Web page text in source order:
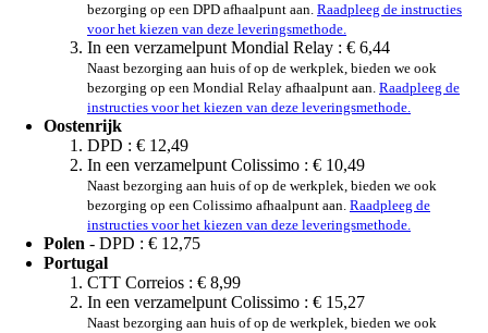
bezorging op een DPD afhaalpunt aan. Raadpleeg de instructies
voor het kiezen van deze leveringsmethode.
In een verzamelpunt Mondial Relay : € 6,44
Naast bezorging aan huis of op de werkplek, bieden we ook
bezorging op een Mondial Relay afhaalpunt aan. Raadpleeg de
instructies voor het kiezen van deze leveringsmethode.
Oostenrijk
DPD : € 12,49
In een verzamelpunt Colissimo : € 10,49
Naast bezorging aan huis of op de werkplek, bieden we ook
bezorging op een Colissimo afhaalpunt aan. Raadpleeg de
instructies voor het kiezen van deze leveringsmethode.
Polen - DPD : € 12,75
Portugal
CTT Correios : € 8,99
In een verzamelpunt Colissimo : € 15,27
Naast bezorging aan huis of op de werkplek, bieden we ook